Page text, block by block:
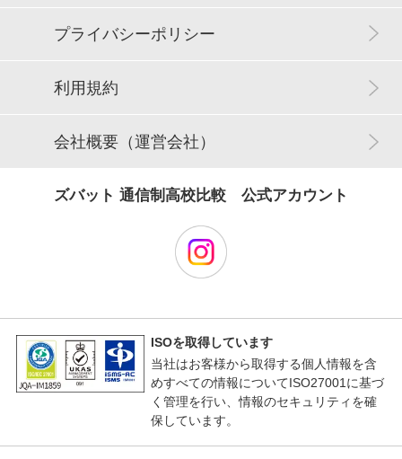
プライバシーポリシー
利用規約
会社概要（運営会社）
ズバット 通信制高校比較 公式アカウント
ISOを取得しています
当社はお客様から取得する個人情報を含
めすべての情報についてISO27001に基づ
く管理を行い、情報のセキュリティを確
保しています。